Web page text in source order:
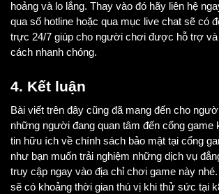
hoảng và lo lắng. Thay vào đó hãy liên hệ
qua số hotline hoặc qua mục live chat sẽ có
trực 24/7 giúp cho người chơi được hỗ trợ và
cách nhanh chóng.
4. Kết luận
Bài viết trên đây cũng đã mang đến cho
những người đang quan tâm đến cổng game
tin hữu ích về chính sách bảo mật tại cổng
như bạn muốn trải nghiệm những dịch vụ
truy cập ngay vào địa chỉ chơi game này
sẽ có khoảng thời gian thú vị khi thử sức tại